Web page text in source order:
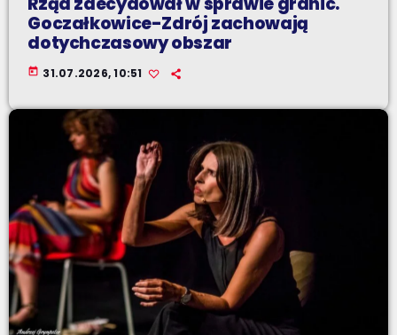
Goczałkowice-Zdrój zachowają
dotychczasowy obszar
today 31.07.2026, 10:51